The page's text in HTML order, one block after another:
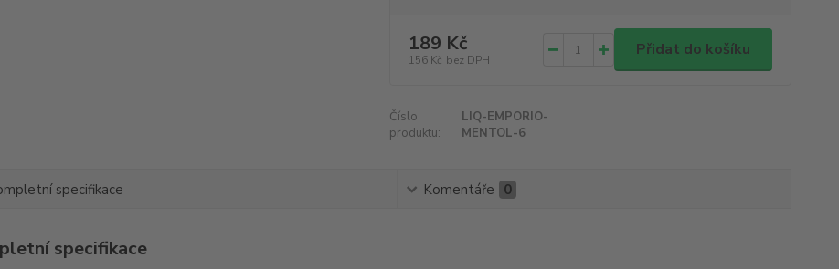
189 Kč
156 Kč bez DPH
Přidat do košíku
Číslo
produktu:
LIQ-EMPORIO-
MENTOL-6
specifikace Komentáře 0
specifikace